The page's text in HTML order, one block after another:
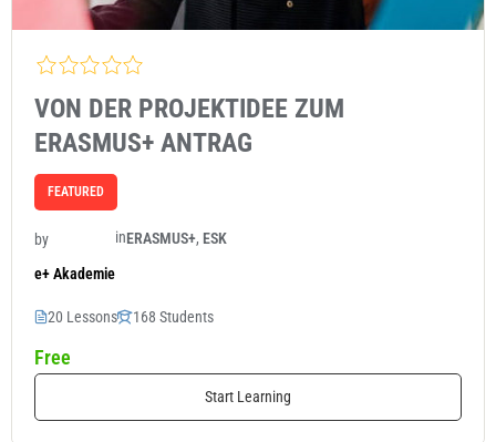
VON DER PROJEKTIDEE ZUM
ERASMUS+ ANTRAG
FEATURED
by
e+ Akademie
inERASMUS+, ESK
20 Lessons 168 Students
Free
Start Learning